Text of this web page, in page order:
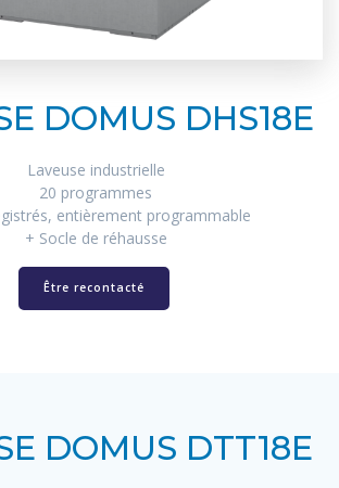
DOMUS DHS18E
Laveuse industrielle
20 programmes
entièrement programmable
+ Socle de réhausse
Être recontacté
DOMUS DTT18E